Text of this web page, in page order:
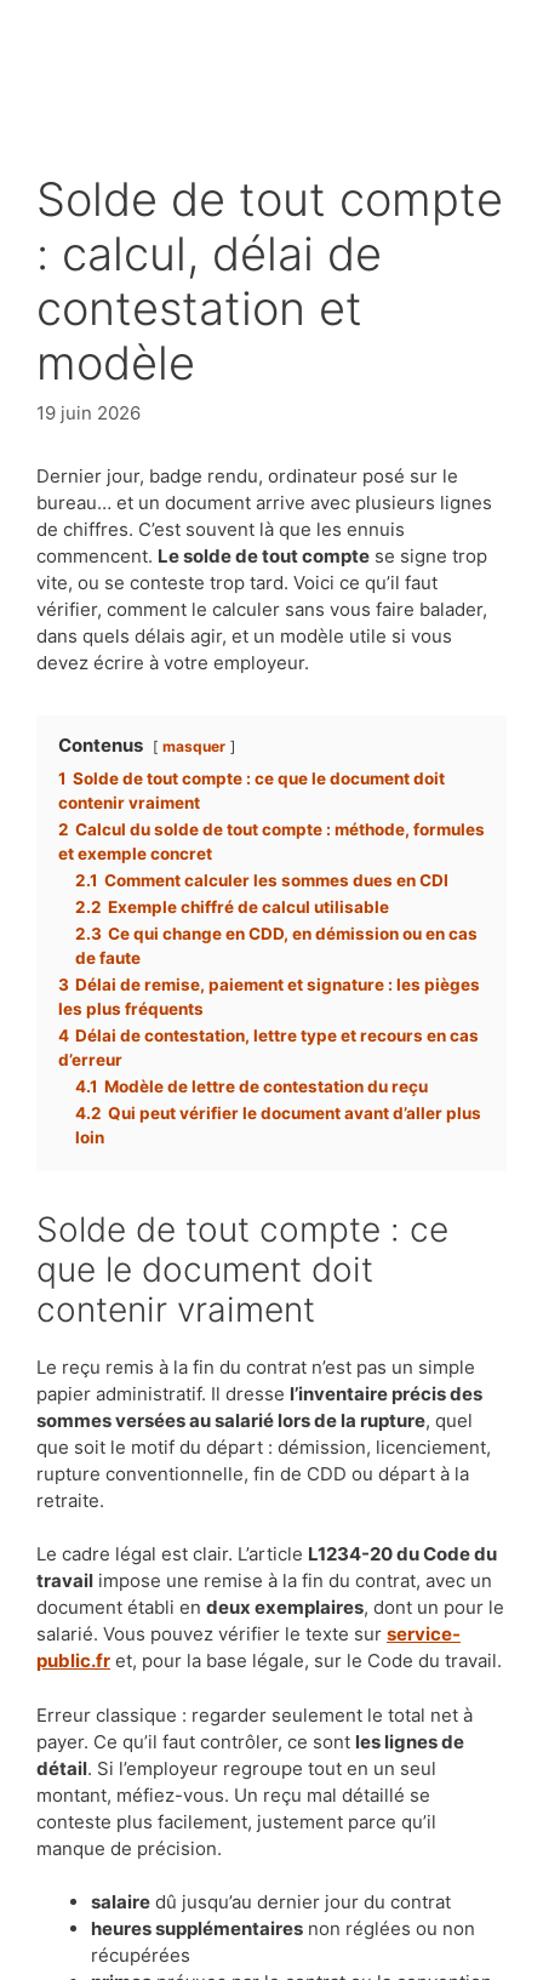
Solde de tout compte
: calcul, délai de
contestation et
modèle
19 juin 2026
Dernier jour, badge rendu, ordinateur posé sur le
bureau… et un document arrive avec plusieurs lignes
de chiffres. C’est souvent là que les ennuis
commencent. Le solde de tout compte se signe trop
vite, ou se conteste trop tard. Voici ce qu’il faut
vérifier, comment le calculer sans vous faire balader,
dans quels délais agir, et un modèle utile si vous
devez écrire à votre employeur.
Contenus masquer
1 Solde de tout compte : ce que le document doit
contenir vraiment
2 Calcul du solde de tout compte : méthode, formules
et exemple concret
2.1 Comment calculer les sommes dues en CDI
2.2 Exemple chiffré de calcul utilisable
2.3 Ce qui change en CDD, en démission ou en cas
de faute
3 Délai de remise, paiement et signature : les pièges
les plus fréquents
4 Délai de contestation, lettre type et recours en cas
d’erreur
4.1 Modèle de lettre de contestation du reçu
4.2 Qui peut vérifier le document avant d’aller plus
loin
Solde de tout compte : ce
que le document doit
contenir vraiment
Le reçu remis à la fin du contrat n’est pas un simple
papier administratif. Il dresse l’inventaire précis des
sommes versées au salarié lors de la rupture, quel
que soit le motif du départ : démission, licenciement,
rupture conventionnelle, fin de CDD ou départ à la
retraite.
Le cadre légal est clair. L’article L1234-20 du Code du
travail impose une remise à la fin du contrat, avec un
document établi en deux exemplaires, dont un pour le
salarié. Vous pouvez vérifier le texte sur service-
public.fr et, pour la base légale, sur le Code du travail.
Erreur classique : regarder seulement le total net à
payer. Ce qu’il faut contrôler, ce sont les lignes de
détail. Si l’employeur regroupe tout en un seul
montant, méfiez-vous. Un reçu mal détaillé se
conteste plus facilement, justement parce qu’il
manque de précision.
salaire dû jusqu’au dernier jour du contrat
heures supplémentaires non réglées ou non
récupérées